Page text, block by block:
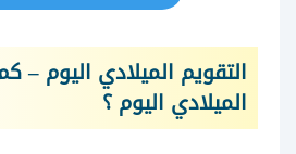
التقويم الميلادي اليوم –
الميلادي اليوم ؟